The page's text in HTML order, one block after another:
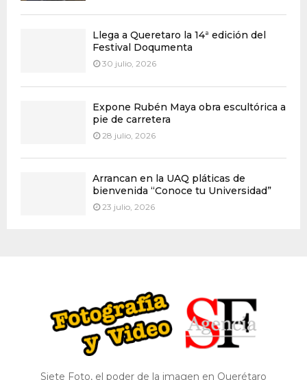
Llega a Queretaro la 14ª edición del
Festival Doqumenta
30 julio, 2026
Expone Rubén Maya obra escultórica a
pie de carretera
28 julio, 2026
Arrancan en la UAQ pláticas de
bienvenida “Conoce tu Universidad”
23 julio, 2026
Siete Foto, el poder de la imagen en Querétaro